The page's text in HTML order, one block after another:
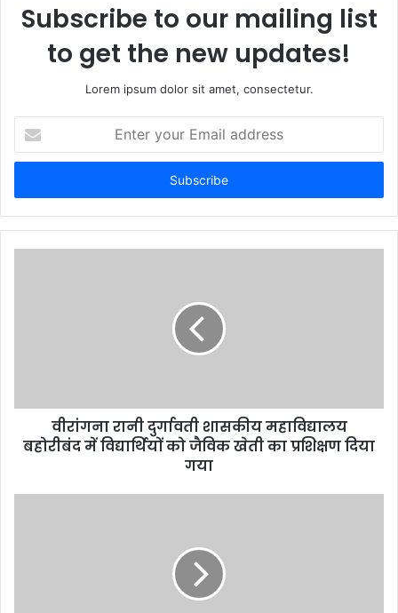
Subscribe to our mailing list
to get the new updates!
Lorem ipsum dolor sit amet, consectetur.
t
r
y
s
वीरांगना रानी दुर्गावती शासकीय महाविद्यालय
बहोरीबंद में विद्यार्थियों को जैविक खेती का प्रशिक्षण दिया
गया